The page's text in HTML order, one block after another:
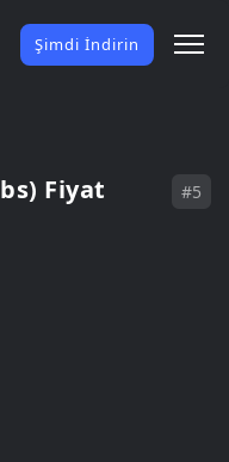
Şimdi İndirin
Fiyat #5